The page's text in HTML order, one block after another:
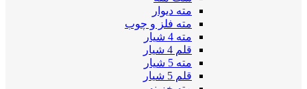
مته دیوار
مته فلز و چوب
مته 4 شیار
قلم 4 شیار
مته 5 شیار
قلم 5 شیار